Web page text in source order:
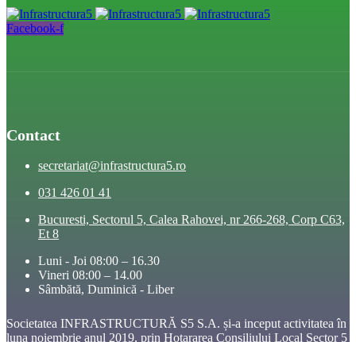
Facebook-f
Contact
secretariat@infrastructura5.ro
031 426 01 41
Bucuresti, Sectorul 5, Calea Rahovei, nr 266-268, Corp C63,
Et 8
Luni - Joi 08:00 – 16.30
Vineri 08:00 – 14.00
Sâmbătă, Duminică - Liber
Societatea INFRASTRUCTURĂ S5 S.A. și-a inceput activitatea în
luna noiembrie anul 2019, prin Hotararea Consiliului Local Sector 5